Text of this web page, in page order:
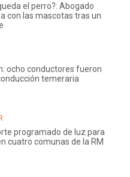
el perro?: Abogado
con las mascotas tras un
ocho conductores fueron
temeraria
programado de luz para
cuatro comunas de la RM